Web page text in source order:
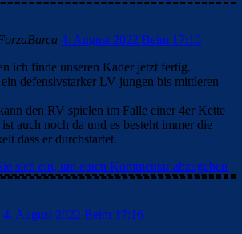
4. August 2022 Beim 17:10
ich finde unseren Kader jetzt fertig.
defensivstarker LV jungen bis mittleren
den RV spielen im Falle einer 4er Kette
auch noch da und es besteht immer die
dass er durchstartet.
sich ein, um einen Kommentar abzugeben
4. August 2022 Beim 17:16